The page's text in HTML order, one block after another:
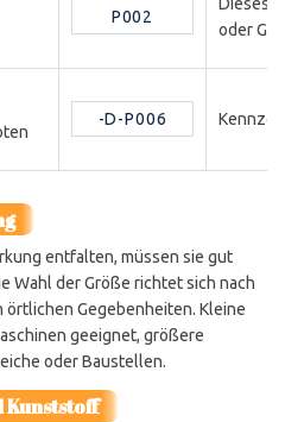
P002
oder
-D-P006
entfalten, müssen sie gut
Wahl der Größe richtet sich nach
örtlichen Gegebenheiten. Kleine
geeignet, größere
oder Baustellen.
Kunststoff